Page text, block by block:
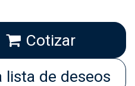
Cotizar
lista de deseos